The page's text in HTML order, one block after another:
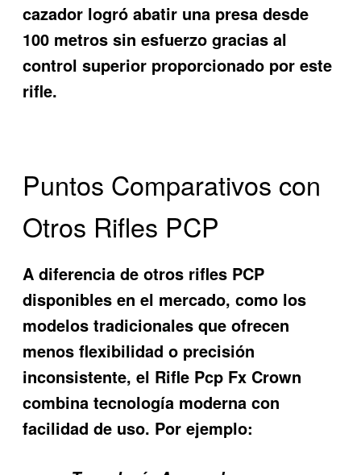
cazador logró abatir una presa desde
100 metros sin esfuerzo gracias al
control superior proporcionado por este
rifle.
Puntos Comparativos con
Otros Rifles PCP
A diferencia de otros rifles PCP
disponibles en el mercado, como los
modelos tradicionales que ofrecen
menos flexibilidad o precisión
inconsistente, el Rifle Pcp Fx Crown
combina tecnología moderna con
facilidad de uso. Por ejemplo: